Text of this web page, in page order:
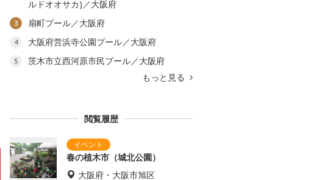
ルドオオサカ)／大阪府
3 扇町プール／大阪府
4 大阪府営浜寺公園プール／大阪府
5
茨木市立西河原市民プール／大阪府
もっと見る
閲覧履歴
春の植木市（城北公園）
大阪府・大阪市旭区